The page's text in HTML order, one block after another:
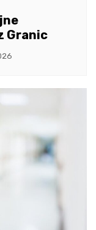
Granic